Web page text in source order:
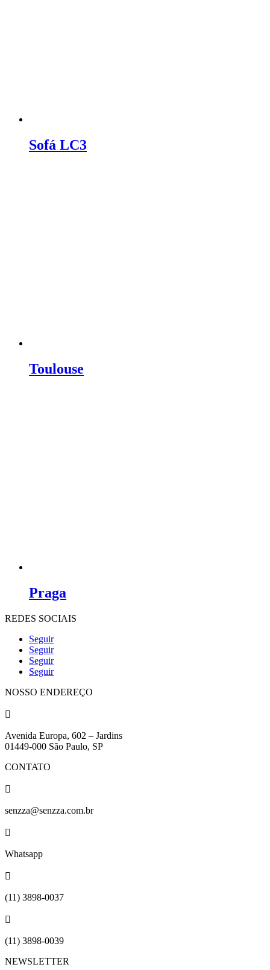
Sofá LC3
Toulouse
Praga
REDES SOCIAIS
Seguir
Seguir
Seguir
Seguir
NOSSO ENDEREÇO

Avenida Europa, 602 – Jardins
01449-000 São Paulo, SP
CONTATO

senzza@senzza.com.br

Whatsapp

(11) 3898-0037

(11) 3898-0039
NEWSLETTER